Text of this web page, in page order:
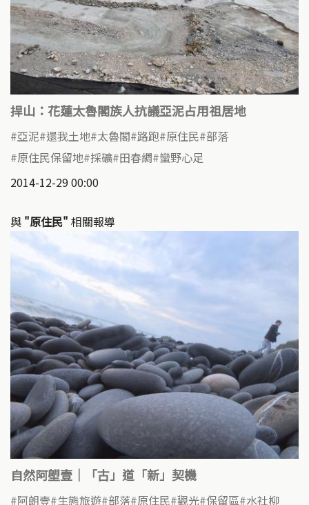
捍山：花蓮太魯閣族人抗議亞泥占用祖居地
亞泥 還我土地 太魯閣 路跑 原住民 部落
原住民保留地 採礦 田春綢 蠻野心足
2014-12-29 00:00
與 "原住民" 相關報導
自然阿塱壹｜「古」道「新」契機
阿朗壹 生態旅遊 部落 原住民 觀光 保留區 水社柳